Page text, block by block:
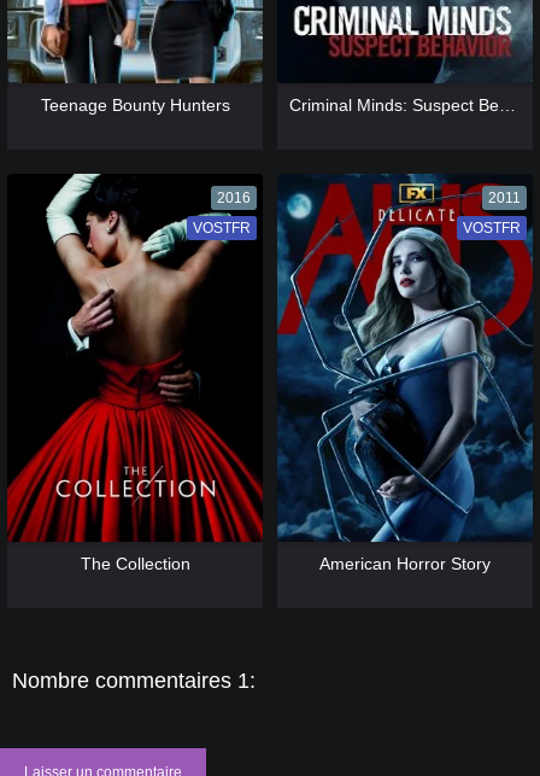
Teenage Bounty Hunters
2016
VF
VOSTFR
The Collection
2011
VF
VOSTFR
American Horror Story
Nombre commentaires 1:
Laisser un commentaire